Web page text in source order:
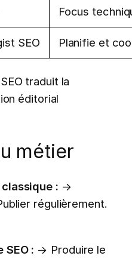
Focus
SEO Planifie et
traduit la
éditorial
métier
: →
régulièrement.
: → Produire le